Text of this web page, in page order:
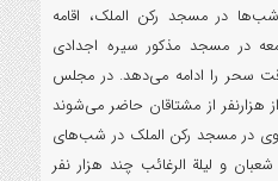
ظهرها وشب‌ها در مسجد رکن الملک، اقامه
در مسجد مذکور سیره اجدادی
سحر را ادامه می‌دهد. در مجلس
از مشتاقان حاضر می‌شوند
در مسجد رکن الملک در شب‌های
و لیلة الرغائب چند هزار نفر